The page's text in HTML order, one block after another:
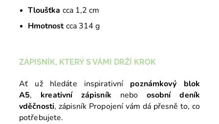
Tloušťka cca 1,2 cm
Hmotnostcca 314 g
ZÁPISNÍK, KTERÝ S VÁMI DRŽÍ KROK
Ať už hledáte inspirativní poznámkový blok
A5, kreativní zápisník nebo osobní deník
vděčnosti, zápisník Propojení vám dá přesně to, co
potřebujete.